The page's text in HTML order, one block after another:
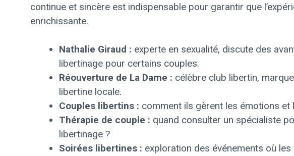
continue et sincère est indispensable pour garantir que
enrichissante.
Nathalie Giraud : experte en sexualité, discute des
libertinage pour certains couples.
Réouverture de La Dame : célèbre club libertin,
libertine locale.
Couples libertins : comment ils gèrent les émotions et
Thérapie de couple : quand consulter un spécialiste
libertinage ?
Soirées libertines : exploration des événements où